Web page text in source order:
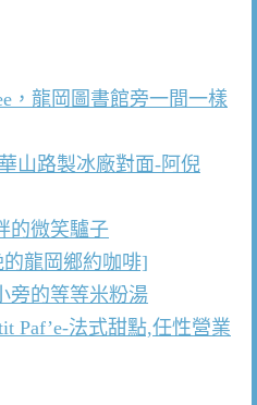
，龍岡圖書館旁一間一樣
山路製冰廠對面-阿倪
的微笑驢子
龍岡鄉約咖啡]
旁的等等米粉湯
Paf’e-法式甜點,任性營業